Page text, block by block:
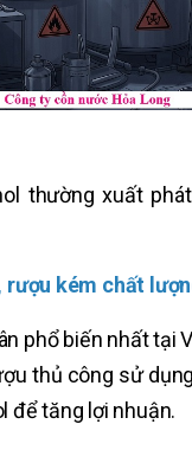
thường xuất
rượu kém chất
phổ biến nhất tại
thủ công sử
để tăng lợi nhuận.